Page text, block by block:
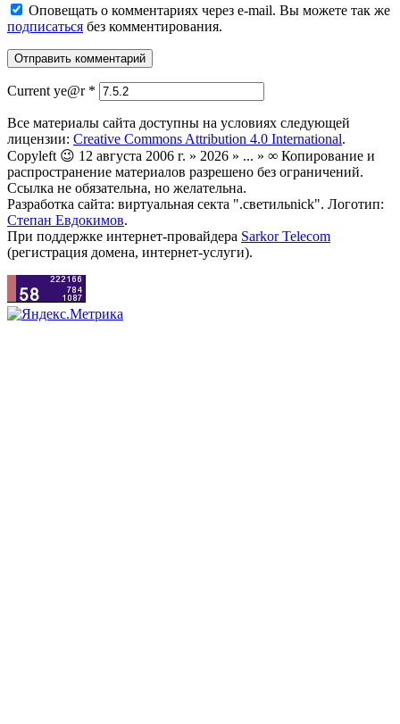
Оповещать о комментариях через e-mail. Вы можете так же
подписаться без комментирования.
Current ye@r *
Все материалы сайта доступны на условиях следующей
лицензии: Creative Commons Attribution 4.0 International.
Copyleft 😉 12 августа 2006 г. » 2026 » ... » ∞ Копирование и
распространение материалов разрешено без ограничений.
Ссылка не обязательна, но желательна.
Разработка сайта: виртуальная секта ".светильnick". Логотип:
Степан Евдокимов.
При поддержке интернет-провайдера Sarkor Telecom
(регистрация домена, интернет-услуги).